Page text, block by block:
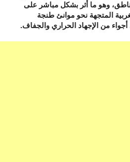
وهو ما أثر بشكل مباشر على
المتجهة نحو موانئ طنجة
من الإجهاد الحراري والجفاف.